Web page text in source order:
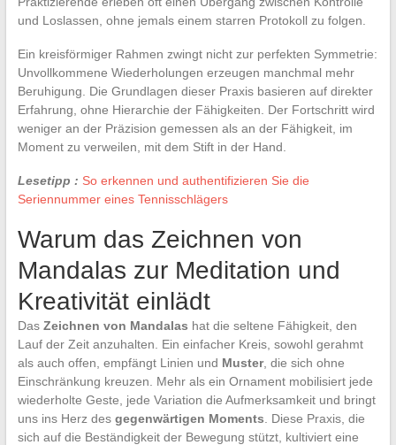
und Loslassen, ohne jemals einem starren Protokoll zu folgen.
Ein kreisförmiger Rahmen zwingt nicht zur perfekten Symmetrie:
Unvollkommene Wiederholungen erzeugen manchmal mehr
Beruhigung. Die Grundlagen dieser Praxis basieren auf direkter
Erfahrung, ohne Hierarchie der Fähigkeiten. Der Fortschritt wird
weniger an der Präzision gemessen als an der Fähigkeit, im
Moment zu verweilen, mit dem Stift in der Hand.
Lesetipp : So erkennen und authentifizieren Sie die
Seriennummer eines Tennisschlägers
Warum das Zeichnen von
Mandalas zur Meditation und
Kreativität einlädt
Das Zeichnen von Mandalas hat die seltene Fähigkeit, den
Lauf der Zeit anzuhalten. Ein einfacher Kreis, sowohl gerahmt
als auch offen, empfängt Linien und Muster, die sich ohne
Einschränkung kreuzen. Mehr als ein Ornament mobilisiert jede
wiederholte Geste, jede Variation die Aufmerksamkeit und bringt
uns ins Herz des gegenwärtigen Moments . Diese Praxis, die
sich auf die Beständigkeit der Bewegung stützt, kultiviert eine